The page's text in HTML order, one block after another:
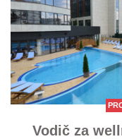
Vodič za